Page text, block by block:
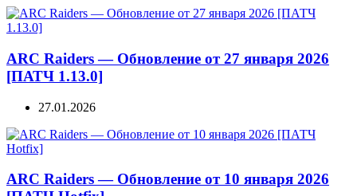
ARC Raiders — Обновление от 27 января 2026
[ПАТЧ 1.13.0]
27.01.2026
ARC Raiders — Обновление от 10 января 2026